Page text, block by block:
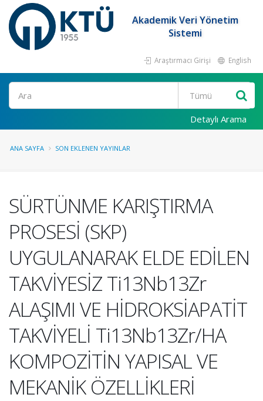
Akademik Veri Yönetim
Sistemi
Araştırmacı Girişi English
Ara
Detaylı Arama
ANA SAYFA SON EKLENEN YAYINLAR
SÜRTÜNME KARIŞTIRMA
PROSESİ (SKP)
UYGULANARAK ELDE EDİLEN
TAKVİYESİZ Ti13Nb13Zr
ALAŞIMI VE HİDROKSİAPATİT
TAKVİYELİ Ti13Nb13Zr/HA
KOMPOZİTİN YAPISAL VE
MEKANİK ÖZELLİKLERİ